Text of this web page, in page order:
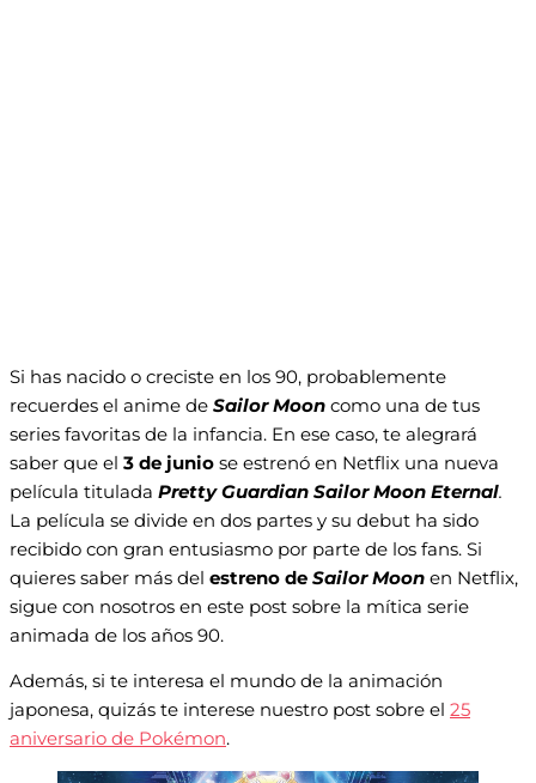
Si has nacido o creciste en los 90, probablemente
recuerdes el anime de Sailor Moon como una de tus
series favoritas de la infancia. En ese caso, te alegrará
saber que el 3 de junio se estrenó en Netflix una nueva
película titulada Pretty Guardian Sailor Moon Eternal.
La película se divide en dos partes y su debut ha sido
recibido con gran entusiasmo por parte de los fans. Si
quieres saber más del estreno de Sailor Moon en Netflix,
sigue con nosotros en este post sobre la mítica serie
animada de los años 90.
Además, si te interesa el mundo de la animación
japonesa, quizás te interese nuestro post sobre el 25
aniversario de Pokémon.